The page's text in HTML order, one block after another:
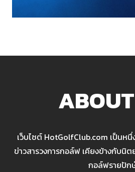
เว็บไซต์ HotGolfClub.com เป็นหนึ่
ข่าวสารวงการกอล์ฟ เคียงข้างกับนิ
กอล์ฟรายปัก